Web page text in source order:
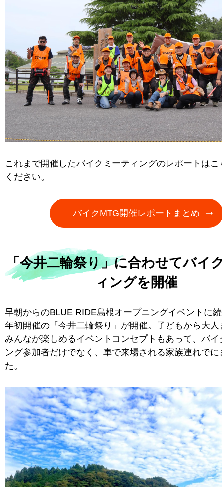
これまで開催したバイクミーティングのレポートはこ
ください。
バイクMTG開催レポートまとめ
「今井二輪祭り」に合わせてバイ
ィングを開催
早朝からのBLUE RIDE島根オープニングイベントに
年初開催の「今井二輪祭り」が開催。子どもから大人
みんなが楽しめるイベントコンセプトもあって、バイ
ング参加者だけでなく、車で来場される家族連れでに
た。